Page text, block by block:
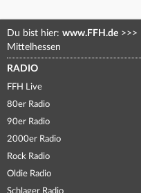
Du bist hier: www.FFH.de >>>
Mittelhessen
RADIO
FFH Live
80er Radio
90er Radio
2000er Radio
Rock Radio
Oldie Radio